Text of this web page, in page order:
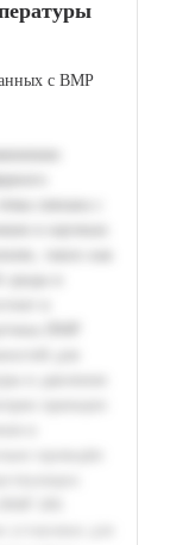
с BMP